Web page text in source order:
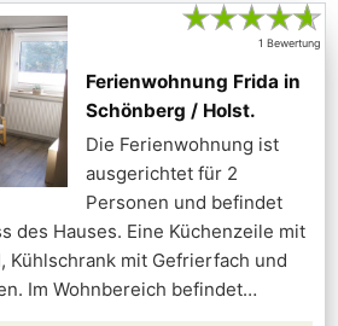
★★★★★
1 Bewertung
Ferienwohnung Frida in
Schönberg / Holst.
Die Ferienwohnung ist
ausgerichtet für 2
Personen und befindet
des Hauses. Eine Küchenzeile mit
Kühlschrank mit Gefrierfach und
Im Wohnbereich befindet